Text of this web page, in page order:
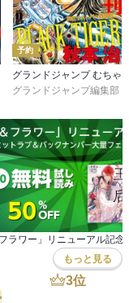
予約
グランドジャンプ むちゃ
グランドジャンプ編集部
もっと見る
3位